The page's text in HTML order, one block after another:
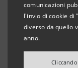
comunicazioni
l'invio di cookie di
diverso da quello
anno.
INTESA
VOLA
BATTUTA